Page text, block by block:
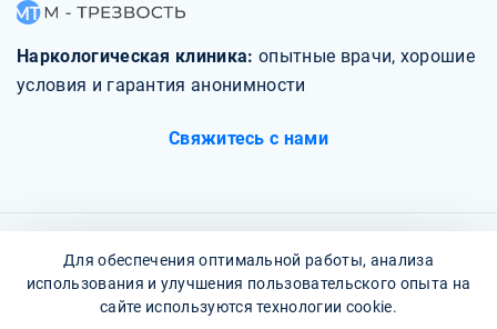
Наркологическая клиника: опытные врачи, хорошие
условия и гарантия анонимности
Свяжитесь с нами
О клинике
Для обеспечения оптимальной работы, анализа
использования и улучшения пользовательского опыта на
сайте используются технологии cookie.